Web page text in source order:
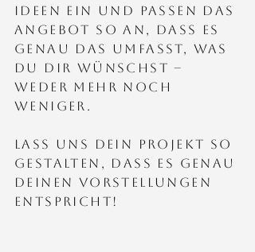
Ideen ein und passen das
Angebot so an, dass es
genau das umfasst, was
du dir wünschst –
weder mehr noch
weniger.
Lass uns dein Projekt so
gestalten, dass es genau
deinen Vorstellungen
entspricht!